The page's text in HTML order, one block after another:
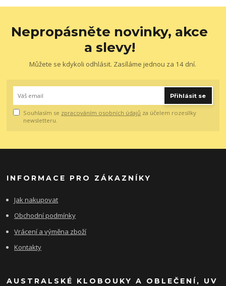
Nepropásněte novinky, akce
a slevy!
Můžete se kdykoli odhlásit. Zasíláme jednou za 14 dní.
Přihlásit se
Souhlasím se zpracováním osobních údajů za účelem rozesílky
newsletteru.
INFORMACE PRO ZÁKAZNÍKY
Jak nakupovat
Obchodní podmínky
Vrácení a výměna zboží
Kontakty
AUSTRALSKÉ KLOBOUKY A OBLEČENÍ, UV